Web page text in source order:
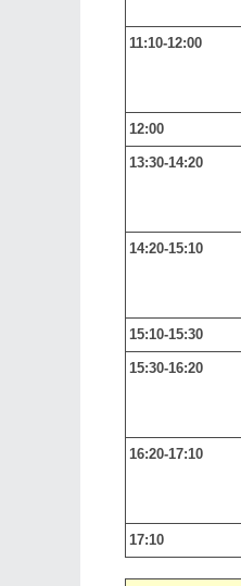
11:10-12:00
12:00
13:30-14:20
14:20-15:10
15:10-15:30
15:30-16:20
16:20-17:10
17:10